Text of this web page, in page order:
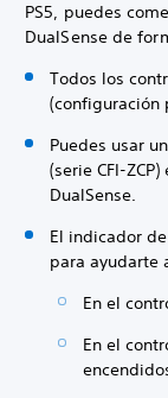
PS5, puedes
DualSense de
Todos los
(configuración
Puedes usar
(serie CFI-
DualSense.
El indicador
para ayudarte
En el
En el